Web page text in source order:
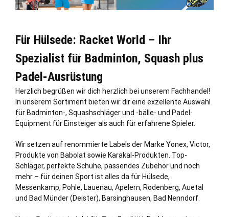
Für Hülsede: Racket World – Ihr
Spezialist für Badminton, Squash plus
Padel-Ausrüstung
Herzlich begrüßen wir dich herzlich bei unserem Fachhandel!
In unserem Sortiment bieten wir dir eine exzellente Auswahl
für Badminton-, Squashschläger und -bälle- und Padel-
Equipment für Einsteiger als auch für erfahrene Spieler.
Wir setzen auf renommierte Labels der Marke Yonex, Victor,
Produkte von Babolat sowie Karakal-Produkten. Top-
Schläger, perfekte Schuhe, passendes Zubehör und noch
mehr – für deinen Sport ist alles da für Hülsede,
Messenkamp, Pohle, Lauenau, Apelern, Rodenberg, Auetal
und Bad Münder (Deister), Barsinghausen, Bad Nenndorf.